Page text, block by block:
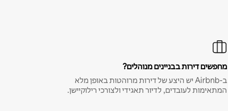
מחפשים דירות בבניינים מנוהלים?
ב-Airbnb יש היצע של דירות מרוהטות באופן מלא
המתאימות לעובדים, לדיור תאגידי ולצורכי רילוקיישן.